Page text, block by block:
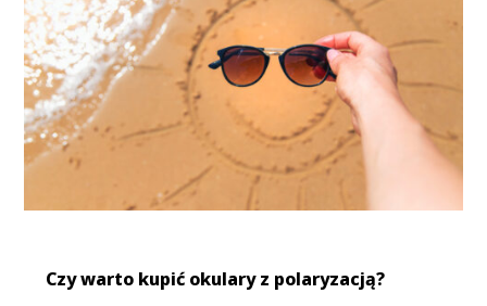
Czy warto kupić okulary z polaryzacją?